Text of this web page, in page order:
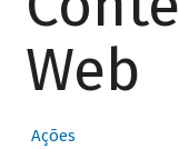
Web
Ações